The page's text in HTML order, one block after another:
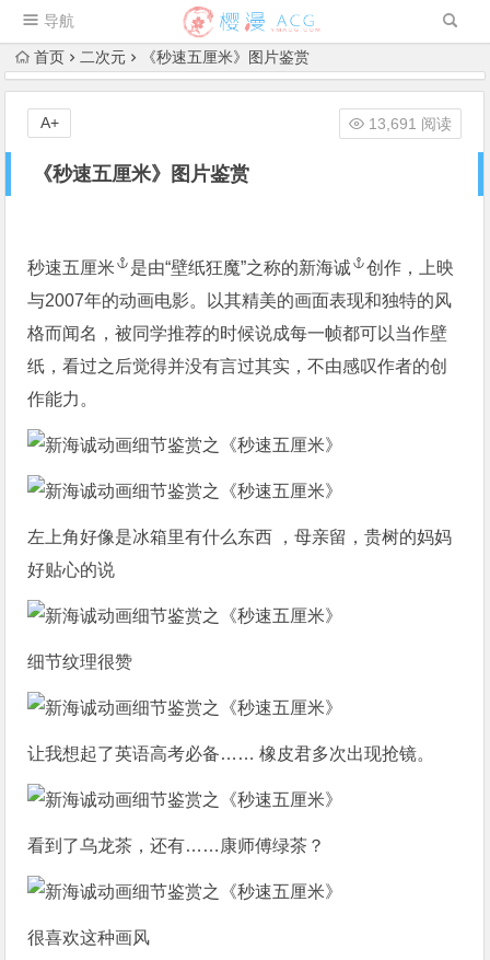
导航
首页 二次元 《秒速五厘米》图片鉴赏
《秒速五厘米》图片鉴赏
13,691 阅读
A+
秒速五厘米 是由“壁纸狂魔”之称的新海诚
创作，上映
与2007年的动画电影。以其精美的画面表现和独特的风
格而闻名，被同学推荐的时候说成每一帧都可以当作壁
纸，看过之后觉得并没有言过其实，不由感叹作者的创
作能力。
左上角好像是冰箱里有什么东西 ，母亲留，贵树的妈妈
好贴心的说
细节纹理很赞
让我想起了英语高考必备…… 橡皮君多次出现抢镜。
看到了乌龙茶，还有……康师傅绿茶？
很喜欢这种画风